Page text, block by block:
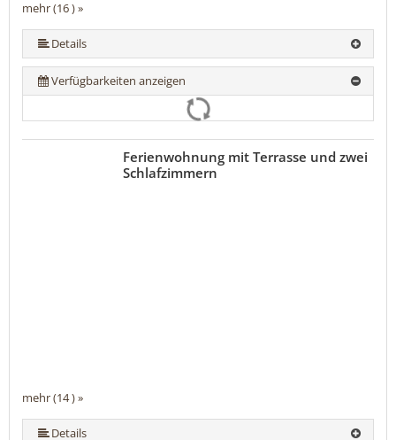
mehr (16 ) »
mehr (16 ) »
mehr (16 ) »
mehr (16 ) »
mehr (16 ) »
mehr (16 ) »
mehr (16 ) »
mehr (16 ) »
mehr (16 ) »
mehr (16 ) »
mehr (16 ) »
mehr (16 ) »
mehr (16 ) »
Details
Verfügbarkeiten anzeigen
mehr (14 ) »
mehr (14 ) »
mehr (14 ) »
mehr (14 ) »
mehr (14 ) »
mehr (14 ) »
mehr (14 ) »
mehr (14 ) »
mehr (14 ) »
mehr (14 ) »
mehr (14 ) »
Ferienwohnung mit Terrasse und zwei
Schlafzimmern
Details